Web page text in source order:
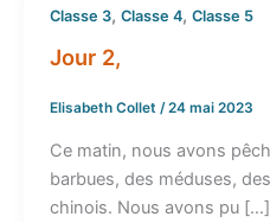
Classe 3, Classe 4, Classe 5
Jour 2,
Elisabeth Collet /24 mai 2023
Ce matin, nous avons
barbues, des méduses,
chinois. Nous avons pu […]